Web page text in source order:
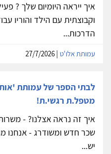
איך ייראה היומיום שלך ?
וקבוצתית עם הילד והוריו
הדרכות...
עמותת אלו'ט
לבתי הספר של עמותת
מטפל.ת רגשי.ת!
איך זה נראה אצלנו? -
שכר חדש ומשודרג - אנחנו
יש...